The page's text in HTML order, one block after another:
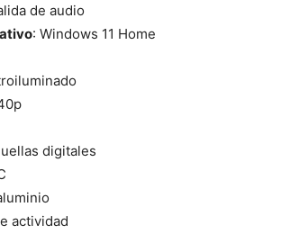
de audio
: Windows 11 Home
digitales
actividad